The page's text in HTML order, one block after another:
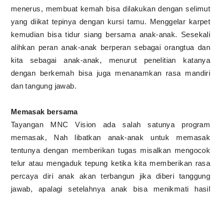
menerus, membuat kemah bisa dilakukan dengan selimut
yang diikat tepinya dengan kursi tamu. Menggelar karpet
kemudian bisa tidur siang bersama anak-anak. Sesekali
alihkan peran anak-anak berperan sebagai orangtua dan
kita sebagai anak-anak, menurut penelitian katanya
dengan berkemah bisa juga menanamkan rasa mandiri
dan tangung jawab.
Memasak bersama
Tayangan MNC Vision ada salah satunya program
memasak, Nah libatkan anak-anak untuk memasak
tentunya dengan memberikan tugas misalkan mengocok
telur atau mengaduk tepung ketika kita memberikan rasa
percaya diri anak akan terbangun jika diberi tanggung
jawab, apalagi setelahnya anak bisa menikmati hasil